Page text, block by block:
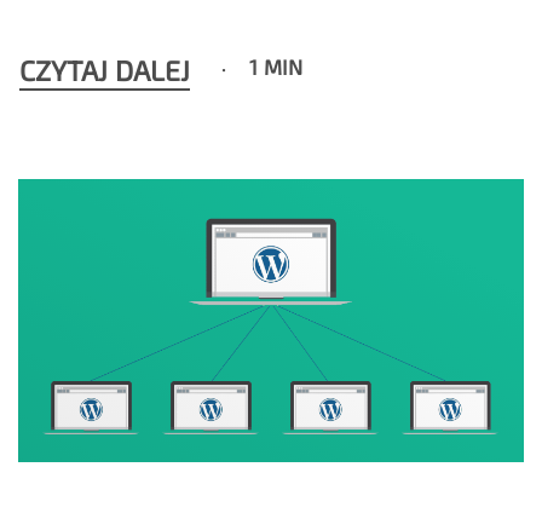
CZYTAJ DALEJ 1 MIN